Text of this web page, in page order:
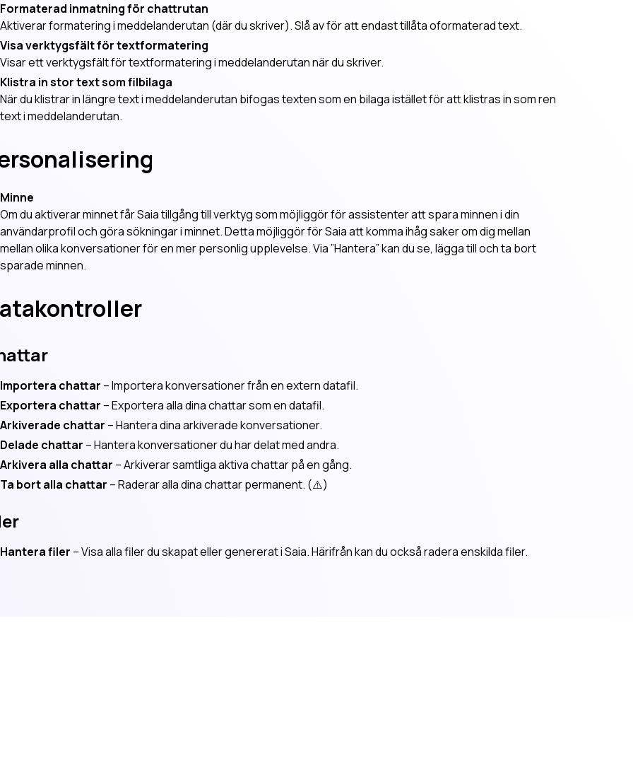
Formaterad inmatning för chattrutan
Aktiverar formatering i meddelanderutan (där du skriver). Slå av för att endast tillåta oformaterad text.
Visa verktygsfält för textformatering
Visar ett verktygsfält för textformatering i meddelanderutan när du skriver.
Klistra in stor text som filbilaga
När du klistrar in längre text i meddelanderutan bifogas texten som en bilaga istället för att klistras in som ren
text i meddelanderutan.
Minne
Om du aktiverar minnet får Saia tillgång till verktyg som möjliggör för assistenter att spara minnen i din
användarprofil och göra sökningar i minnet. Detta möjliggör för Saia att komma ihåg saker om dig mellan
mellan olika konversationer för en mer personlig upplevelse. Via ”Hantera” kan du se, lägga till och ta bort
sparade minnen.
Importera chattar – Importera konversationer från en extern datafil.
Exportera chattar – Exportera alla dina chattar som en datafil.
Arkiverade chattar – Hantera dina arkiverade konversationer.
Delade chattar – Hantera konversationer du har delat med andra.
Arkivera alla chattar – Arkiverar samtliga aktiva chattar på en gång.
Ta bort alla chattar – Raderar alla dina chattar permanent. (⚠️)
Hantera filer – Visa alla filer du skapat eller genererat i Saia. Härifrån kan du också radera enskilda filer.